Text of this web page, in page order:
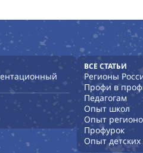
ВСЕ СТАТЬИ
Регионы
Профи в
Педагогам
Опыт школ
Опыт
Профурок
Опыт детских